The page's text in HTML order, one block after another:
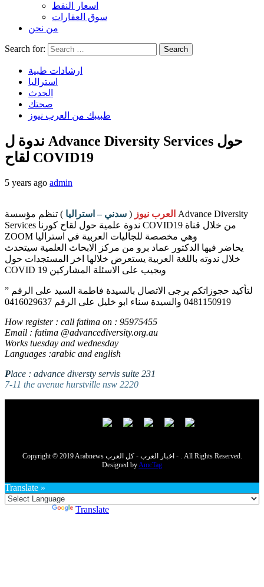
اسعار النفط
سوق العقارات
من نحن
Search for:
ارشادات طبية
استراليا
الحدث
صحتك
طبيبك من العرب نيوز
ندوة ل Advance Diversity Services حول
لقاح COVID19
5 years ago admin
العرب نيوز ( سدني – استراليا ) تنظم مؤسسة Advance Diversity
Services ندوة علمية حول لقاح كورنا COVID19 من خلال قناة
ZOOM وهي مخصصة للجاليات العربية في استراليا
يحاضر فيها الدكتور عماد برو من مركز الابحاث العلمية سيتحدث
خلال ندوته باللغة العربية يستعرض خلالها اخر المستجدات حول
COVID 19 ويجيب على الاسئلة المشاركين
لتأكيد حجوزاتكم يرجى الاتصال بالسيدة فاطمة السيد على الرقم ”
0481150919 والسيدة سناء ابو خليل على الرقم 0416029637
How register : call fatima on : 95975455
Email : fatima @advancediversity.org.au
Works tuesday and wednesday
Languages :arabic and english
Place : advance diversty servis suite 231
7-11 the avenue hurstville nsw 2220
Copyright © 2019 Arabnews اخبار العرب - كل العرب - . All Rights Reserved.
Designed byAmcTag
Translate »
Translate